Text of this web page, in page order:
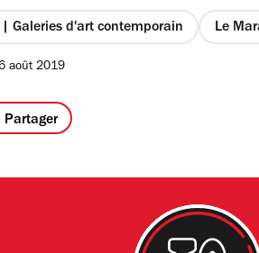
Galeries d'art contemporain Le
août 2019
Partager